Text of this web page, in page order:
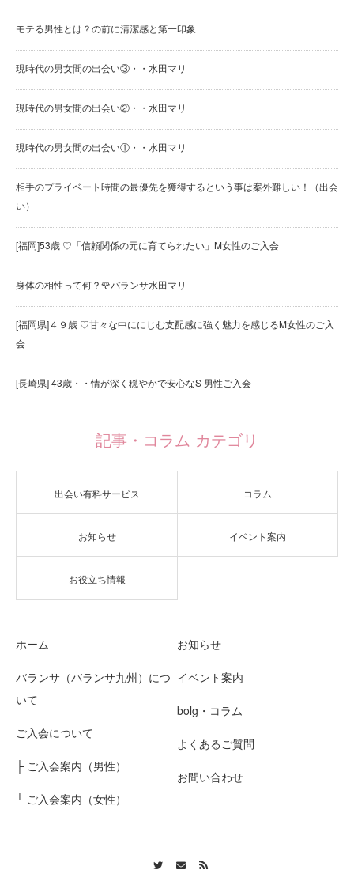
モテる男性とは？の前に清潔感と第一印象
現時代の男女間の出会い③・・水田マリ
現時代の男女間の出会い②・・水田マリ
現時代の男女間の出会い①・・水田マリ
相手のプライベート時間の最優先を獲得するという事は案外難しい！（出会
い）
[福岡]53歳 ♡「信頼関係の元に育てられたい」M女性のご入会
身体の相性って何？🌹バランサ水田マリ
[福岡県]４９歳 ♡甘々な中ににじむ支配感に強く魅力を感じるM女性のご入
会
[長崎県] 43歳・・情が深く穏やかで安心なS 男性ご入会
記事・コラム カテゴリ
出会い有料サービス コラム
お知らせ イベント案内
お役立ち情報
ホーム
バランサ（バランサ九州）につ
いて
ご入会について
├ ご入会案内（男性）
└ ご入会案内（女性）
お知らせ
イベント案内
bolg・コラム
よくあるご質問
お問い合わせ